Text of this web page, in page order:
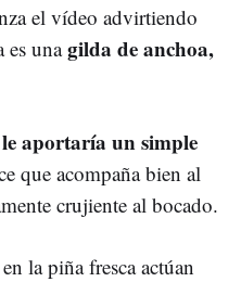
el vídeo advirtiendo
es unagilda de anchoa,
aportaría un simple
que acompaña bien al
crujiente al bocado.
la piña fresca actúan